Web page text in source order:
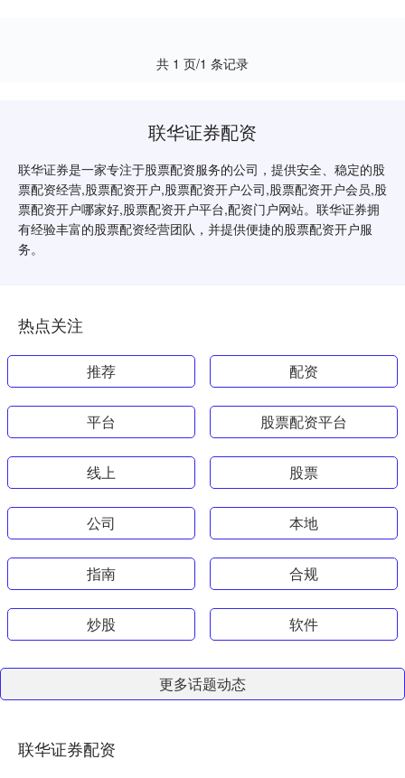
共 1 页/1 条记录
联华证券配资
联华证券是一家专注于股票配资服务的公司，提供安全、稳定的股
票配资经营,股票配资开户,股票配资开户公司,股票配资开户会员,股
票配资开户哪家好,股票配资开户平台,配资门户网站。联华证券拥
有经验丰富的股票配资经营团队，并提供便捷的股票配资开户服
务。
热点关注
推荐 配资
平台 股票配资平台
线上 股票
公司 本地
指南 合规
炒股 软件
更多话题动态
联华证券配资